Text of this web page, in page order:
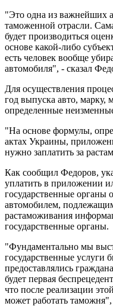
"Это одна из важнейших
таможенной отрасли.
будет производиться
основе какой-либо
есть человек вообще
автомобиля", - сказал
Для осуществления
год выпуска авто, марку,
определенные
"На основе формулы,
актах Украины,
нужно заплатить за
Как сообщил Федоров,
уплатить в приложении
государственные органы
автомобилем,
растаможивания
государственные органы.
"Фундаментально мы
государственные услуги
предоставлялись
будет первая
что после реализации
может работать